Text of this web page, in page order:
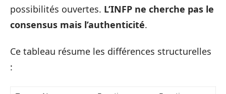
possibilités ouvertes. L’INFP ne cherche pas le
consensus mais l’authenticité.
Ce tableau résume les différences structurelles
: